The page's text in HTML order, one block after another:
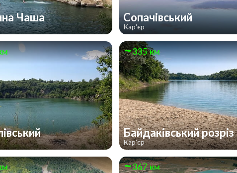
Чаша Сопачівський
Кар'єр
335 км
Байдаківський розріз
Кар'єр
367 км